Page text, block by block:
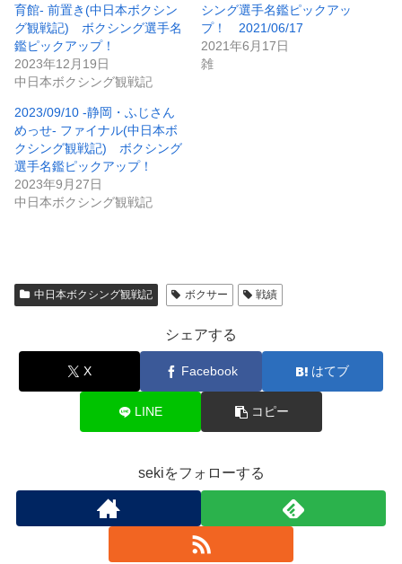
育館- 前置き(中日本ボクシン
グ観戦記) ボクシング選手名
鑑ピックアップ！
2023年12月19日
中日本ボクシング観戦記
シング選手名鑑ピックアッ
プ！ 2021/06/17
2021年6月17日
雑
2023/09/10 -静岡・ふじさん
めっせ- ファイナル(中日本ボ
クシング観戦記) ボクシング
選手名鑑ピックアップ！
2023年9月27日
中日本ボクシング観戦記
中日本ボクシング観戦記 ボクサー 戦績
シェアする
X Facebook はてブ
LINE コピー
sekiをフォローする